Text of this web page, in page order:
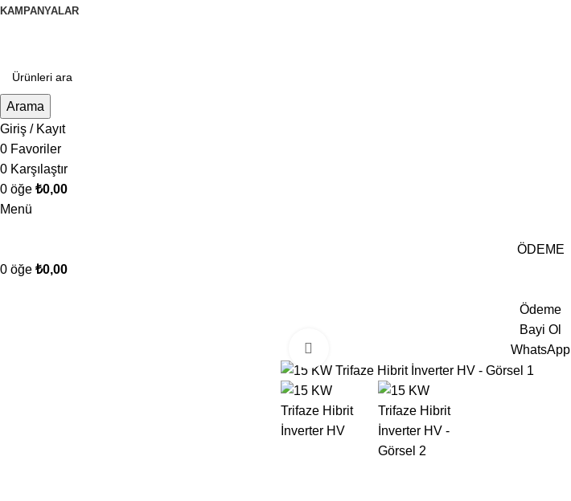
KAMPANYALAR
Arama
Giriş / Kayıt
0 Favoriler
0 Karşılaştır
0 öğe ₺0,00
Menü
ÖDEME
0 öğe ₺0,00
Ödeme
Bayi Ol
WhatsApp